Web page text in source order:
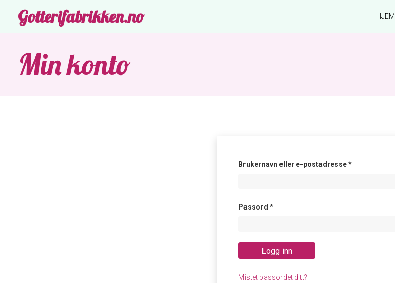
Gotterifabrikken.no HJEM
Min konto
Brukernavn eller e-postadresse*Påkrevd
Passord *Påkrevd
Logg inn
Mistet passordet ditt?